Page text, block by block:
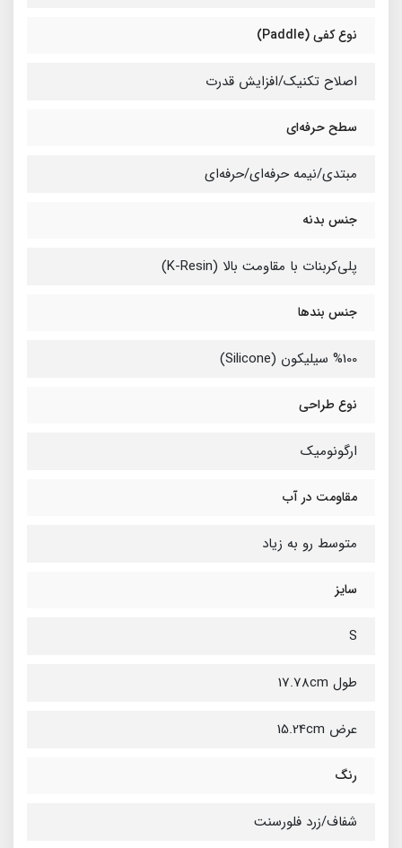
نوع کفی (Paddle)
اصلاح تکنیک/افزایش قدرت
سطح حرفه‌ای
مبتدی/نیمه حرفه‌ای/حرفه‌ای
جنس بدنه
پلی‌کربنات با مقاومت بالا (K-Resin)
جنس بندها
%100 سیلیکون (Silicone)
نوع طراحی
ارگونومیک
مقاومت در آب
متوسط رو به زیاد
سایز
S
طول 17.78cm
عرض 15.24cm
رنگ
شفاف/زرد فلورسنت